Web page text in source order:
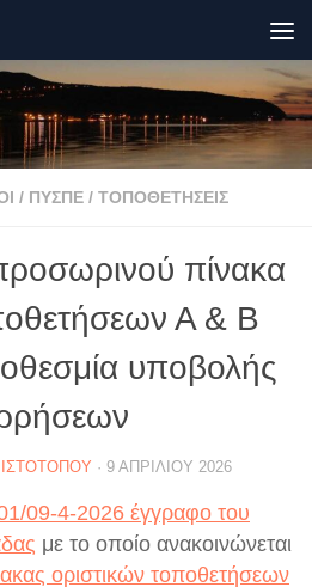
/ ΠΥΣΠΕ / ΤΟΠΟΘΕΤΉΣΕΙΣ
πίνακα
Α & B
υποβολής
ΙΣΤΟΤΌΠΟΥ · 9 ΑΠΡΙΛΊΟΥ 2026
09-4-2026 έγγραφο του
με το οποίο ανακοινώνεται
οριστικών τοποθετήσεων